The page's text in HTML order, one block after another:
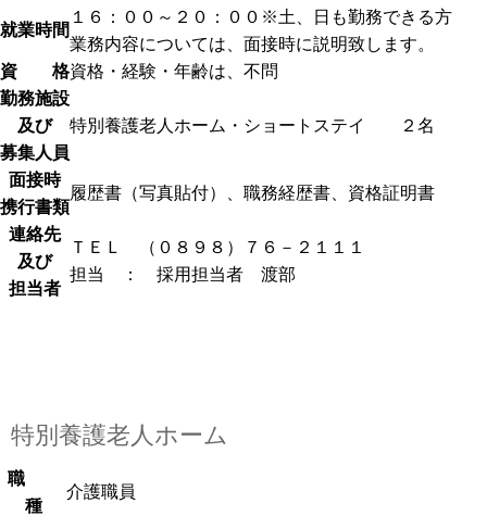
就業時間
１６：００～２０：００※土、日も勤務できる方
業務内容については、面接時に説明致します。
資 格資格・経験・年齢は、不問
勤務施設
及び
募集人員
特別養護老人ホーム・ショートステイ ２名
面接時
携行書類
履歴書（写真貼付）、職務経歴書、資格証明書
連絡先
及び
担当者
ＴＥＬ （０８９８）７６－２１１１
担当 ： 採用担当者 渡部
特別養護老人ホーム
職
種
介護職員